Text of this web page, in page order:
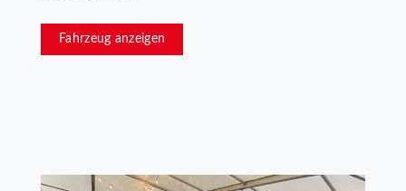
Fahrzeug anzeigen